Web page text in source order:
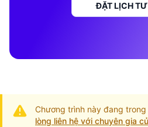
ĐẶT LỊCH
Chương trình này đang
lòng liên hệ với chuyên gia